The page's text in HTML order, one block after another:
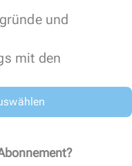
und
mit den